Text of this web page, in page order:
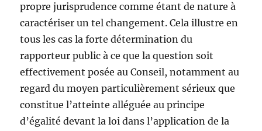
propre jurisprudence comme étant de nature à
caractériser un tel changement. Cela illustre en
tous les cas la forte détermination du
rapporteur public à ce que la question soit
effectivement posée au Conseil, notamment au
regard du moyen particulièrement sérieux que
constitue l’atteinte alléguée au principe
d’égalité devant la loi dans l’application de la